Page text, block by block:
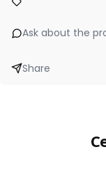
Ask about the
Share